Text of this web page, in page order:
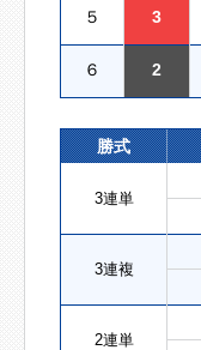
５ 3
６ 2
勝式
3連単
3連複
2連単